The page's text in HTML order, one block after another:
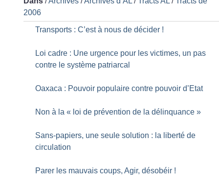
2006
Transports : C’est à nous de décider !
Loi cadre : Une urgence pour les victimes, un pas
contre le système patriarcal
Oaxaca : Pouvoir populaire contre pouvoir d’Etat
Non à la « loi de prévention de la délinquance »
Sans-papiers, une seule solution : la liberté de
circulation
Parer les mauvais coups, Agir, désobéir !